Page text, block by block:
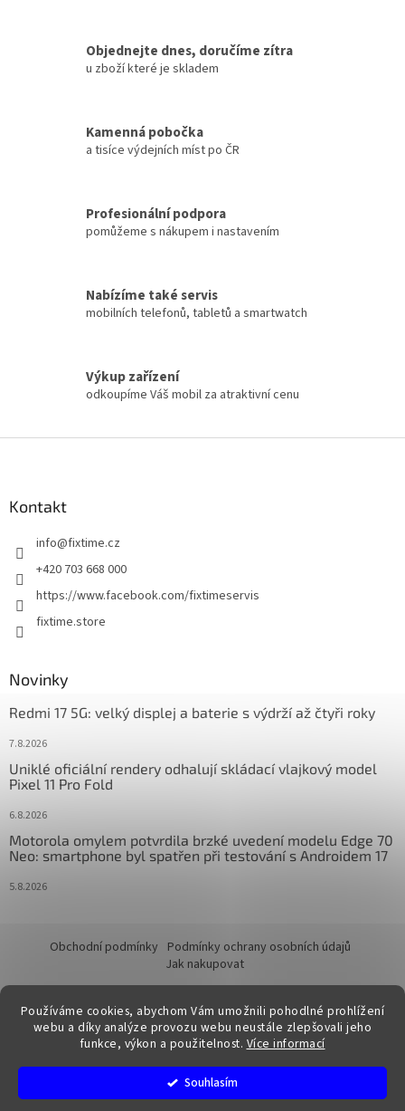
Používáme cookies, abychom Vám umožnili pohodlné prohlížení
webu a díky analýze provozu webu neustále zlepšovali jeho
funkce, výkon a použitelnost. Více informací
Souhlasím
Objednejte dnes, doručíme zítra
u zboží které je skladem
Kamenná pobočka
a tisíce výdejních míst po ČR
Profesionální podpora
pomůžeme s nákupem i nastavením
Nabízíme také servis
mobilních telefonů, tabletů a smartwatch
Výkup zařízení
odkoupíme Váš mobil za atraktivní cenu
Kontakt
info@fixtime.cz
+420 703 668 000
https://www.facebook.com/fixtimeservis
fixtime.store
Novinky
Redmi 17 5G: velký displej a baterie s výdrží až čtyři roky
7.8.2026
Uniklé oficiální rendery odhalují skládací vlajkový model
Pixel 11 Pro Fold
6.8.2026
Motorola omylem potvrdila brzké uvedení modelu Edge 70
Neo: smartphone byl spatřen při testování s Androidem 17
5.8.2026
Obchodní podmínky Podmínky ochrany osobních údajů
Jak nakupovat
Vytvořil Shoptet